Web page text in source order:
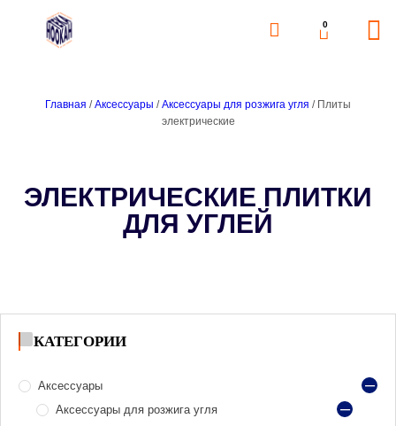
0
Главная /Аксессуары /Аксессуары для розжига угля / Плиты
электрические
ЭЛЕКТРИЧЕСКИЕ ПЛИТКИ
ДЛЯ УГЛЕЙ
КАТЕГОРИИ
Аксессуары
Аксессуары для розжига угля